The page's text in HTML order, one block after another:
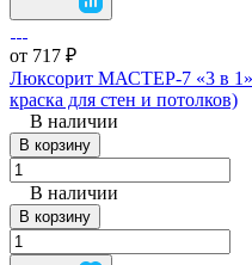
от 717 ₽
Люксорит МАСТЕР-7 «3 в 1»
краска для стен и потолков)
В наличии
В корзину
В наличии
В корзину